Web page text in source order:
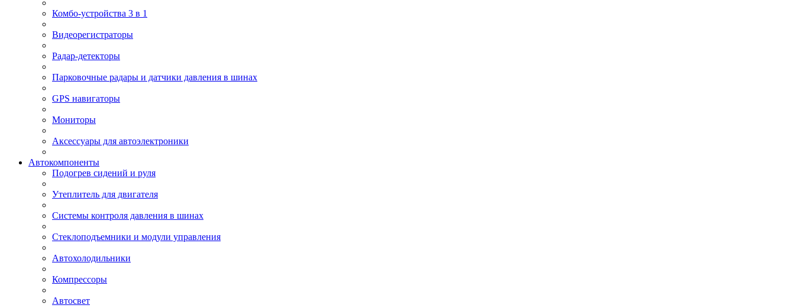
Комбо-устройства 3 в 1
Видеорегистраторы
Радар-детекторы
Парковочные радары и датчики давления в шинах
GPS навигаторы
Мониторы
Аксессуары для автоэлектроники
Автокомпоненты
Подогрев сидений и руля
Утеплитель для двигателя
Системы контроля давления в шинах
Стеклоподъемники и модули управления
Автохолодильники
Компрессоры
Автосвет